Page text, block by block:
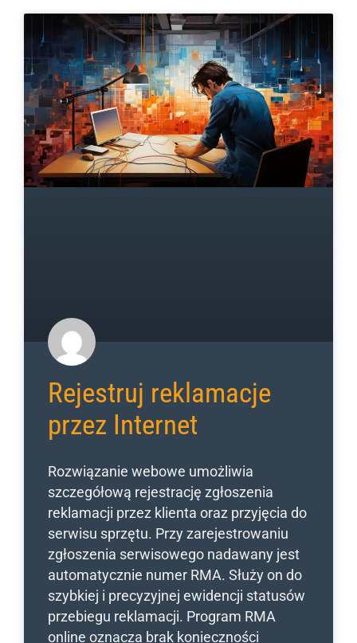
Rejestruj reklamacje
przez Internet
Rozwiązanie webowe umożliwia
szczegółową rejestrację zgłoszenia
reklamacji przez klienta oraz przyjęcia do
serwisu sprzętu. Przy zarejestrowaniu
zgłoszenia serwisowego nadawany jest
automatycznie numer RMA. Służy on do
szybkiej i precyzyjnej ewidencji statusów
przebiegu reklamacji. Program RMA
online oznacza brak konieczności